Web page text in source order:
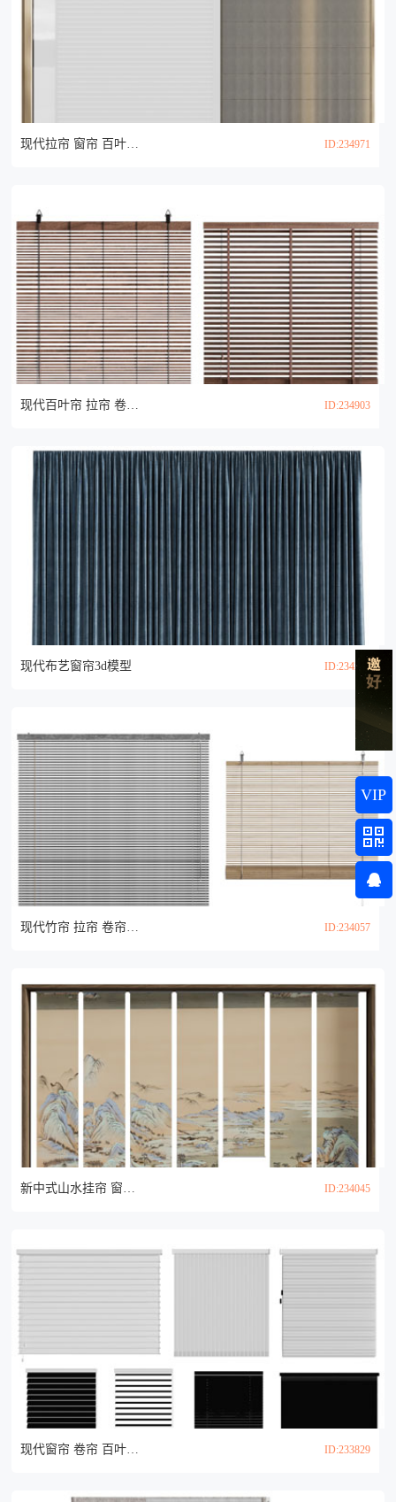
现代拉帘 窗帘 百叶帘3d模型 ID:234971
现代百叶帘 拉帘 卷帘 竹帘3d模型 ID:234903
现代布艺窗帘3d模型 ID:234234
现代竹帘 拉帘 卷帘3d模型 ID:234057
新中式山水挂帘 窗帘 隔断 卷帘3d模型 ID:234045
现代窗帘 卷帘 百叶帘 拉帘3d模型 ID:233829
VIP